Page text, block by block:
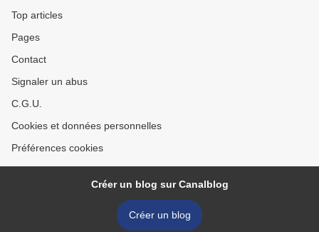
Top articles
Pages
Contact
Signaler un abus
C.G.U.
Cookies et données personnelles
Préférences cookies
Créer un blog sur Canalblog
Créer un blog